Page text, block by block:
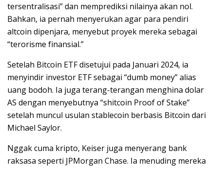
tersentralisasi” dan memprediksi nilainya akan nol.
Bahkan, ia pernah menyerukan agar para pendiri
altcoin dipenjara, menyebut proyek mereka sebagai
“terorisme finansial.”
Setelah Bitcoin ETF disetujui pada Januari 2024, ia
menyindir investor ETF sebagai “dumb money” alias
uang bodoh. Ia juga terang-terangan menghina dolar
AS dengan menyebutnya “shitcoin Proof of Stake”
setelah muncul usulan stablecoin berbasis Bitcoin dari
Michael Saylor.
Nggak cuma kripto, Keiser juga menyerang bank
raksasa seperti JPMorgan Chase. Ia menuding mereka